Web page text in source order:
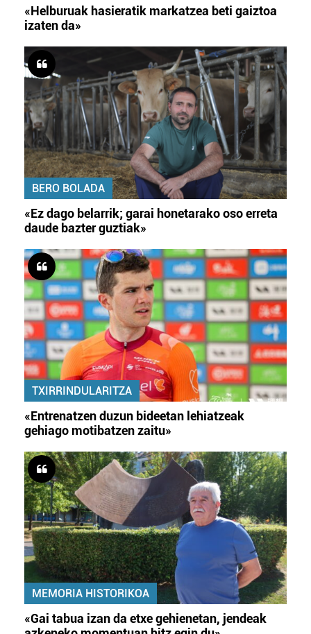
«Helburuak hasieratik markatzea beti gaiztoa
izaten da»
BERO BOLADA
«Ez dago belarrik; garai honetarako oso erreta
daude bazter guztiak»
TXIRRINDULARITZA
«Entrenatzen duzun bideetan lehiatzeak
gehiago motibatzen zaitu»
MEMORIA HISTORIKOA
«Gai tabua izan da etxe gehienetan, jendeak